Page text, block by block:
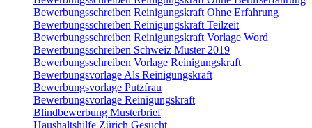
Bewerbungsschreiben Reinigungskraft Ohne Erfahrung
Bewerbungsschreiben Reinigungskraft Teilzeit
Bewerbungsschreiben Reinigungskraft Vorlage Word
Bewerbungsschreiben Schweiz Muster 2019
Bewerbungsschreiben Vorlage Reinigungskraft
Bewerbungsvorlage Als Reinigungskraft
Bewerbungsvorlage Putzfrau
Bewerbungsvorlage Reinigungskraft
Blindbewerbung Musterbrief
Haushaltshilfe Zürich Gesucht